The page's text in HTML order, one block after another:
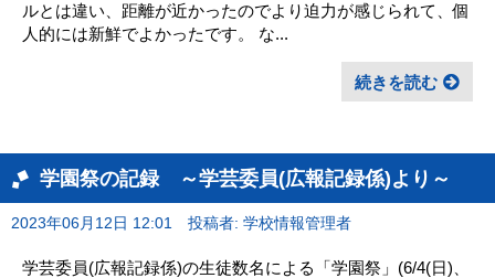
ルとは違い、距離が近かったのでより迫力が感じられて、個
人的には新鮮でよかったです。 な...
続きを読む
学園祭の記録 ～学芸委員(広報記録係)より～
2023年06月12日 12:01 投稿者: 学校情報管理者
学芸委員(広報記録係)の生徒数名による「学園祭」(6/4(日)、